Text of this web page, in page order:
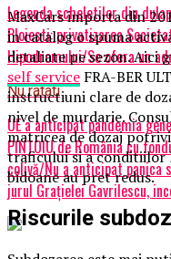
Legenda scheletilor din
Ploiesti: privatizarea
Hipodromului/Se ofera un
Nu ratati
UE a anticipat pandemia
PINTOIU de România cu
colivă/Nu a anticipat panica
jurul Grațielei Gavrilescu,
MaxCars importa din
in catalog o spuma
detaliate pe sezon. Aici
self service FRA-BER
instructiuni clare de
nivel de murdarie.
matricea de dozaj
traficului si a conditiilor
bidoane au pret redus.
Riscurile